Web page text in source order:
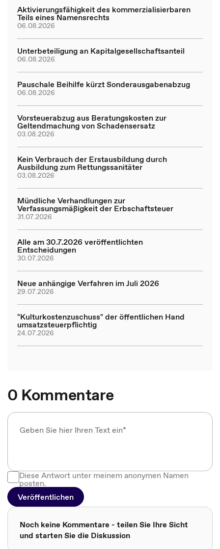
Aktivierungsfähigkeit des kommerzialisierbaren
Teils eines Namensrechts
06.08.2026
Unterbeteiligung an Kapitalgesellschaftsanteil
06.08.2026
Pauschale Beihilfe kürzt Sonderausgabenabzug
06.08.2026
Vorsteuerabzug aus Beratungskosten zur
Geltendmachung von Schadensersatz
03.08.2026
Kein Verbrauch der Erstausbildung durch
Ausbildung zum Rettungssanitäter
03.08.2026
Mündliche Verhandlungen zur
Verfassungsmäßigkeit der Erbschaftsteuer
31.07.2026
Alle am 30.7.2026 veröffentlichten
Entscheidungen
30.07.2026
Neue anhängige Verfahren im Juli 2026
29.07.2026
"Kulturkostenzuschuss" der öffentlichen Hand
umsatzsteuerpflichtig
24.07.2026
0 Kommentare
Diese Antwort unter meinem anonymen Namen
posten.
Veröffentlichen
Noch keine Kommentare - teilen Sie Ihre Sicht
und starten Sie die Diskussion